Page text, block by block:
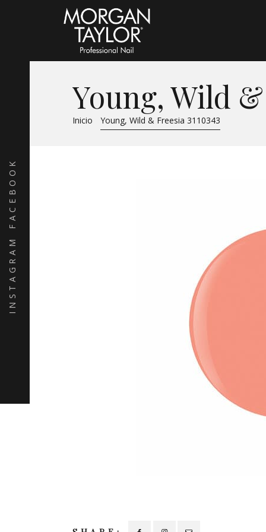
FACEBOOK
INSTAGRAM
Young, Wild &
Inicio Young, Wild & Freesia 3110343